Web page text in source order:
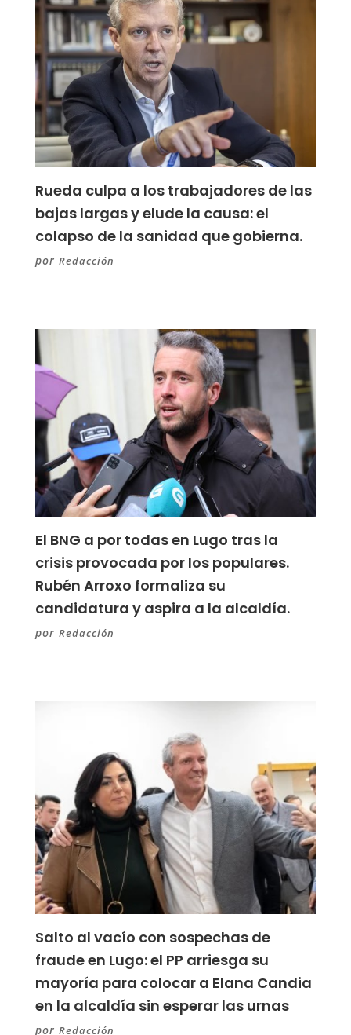
Rueda culpa a los trabajadores de las
bajas largas y elude la causa: el
colapso de la sanidad que gobierna.
por Redacción
El BNG a por todas en Lugo tras la
crisis provocada por los populares.
Rubén Arroxo formaliza su
candidatura y aspira a la alcaldía.
por Redacción
Salto al vacío con sospechas de
fraude en Lugo: el PP arriesga su
mayoría para colocar a Elana Candia
en la alcaldía sin esperar las urnas
por Redacción